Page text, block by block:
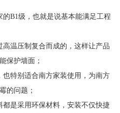
B1级，也就是说基本能满足工程
温压制复合而成的，这样让产品
保护墙面；
特别适合南方家装使用，为南方
的问题；
是采用环保材料，安装不仅快捷